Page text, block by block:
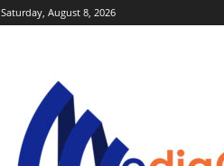
Saturday, August 8, 2026